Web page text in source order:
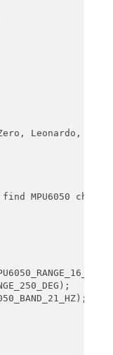
the readings */
");
Leonardo, etc
MPU6050